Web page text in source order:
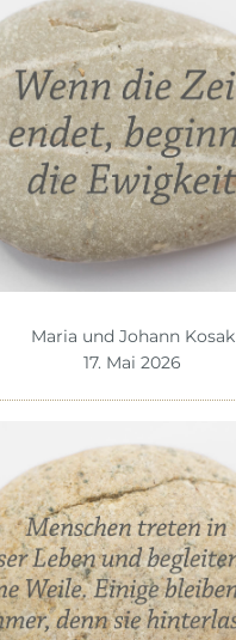
Maria und Johann Kosak
17. Mai 2026